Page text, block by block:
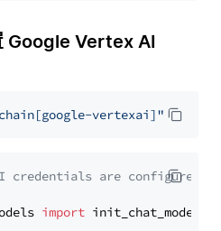
Google Vertex AI
vertexai]"
credentials are configured
import init_chat_model